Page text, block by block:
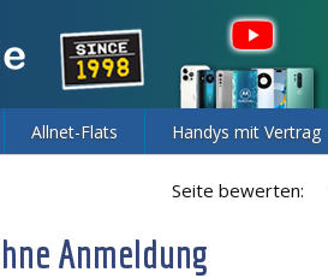
Allnet-Flats Handys mit Vertrag
Seite bewerten:
Anmeldung